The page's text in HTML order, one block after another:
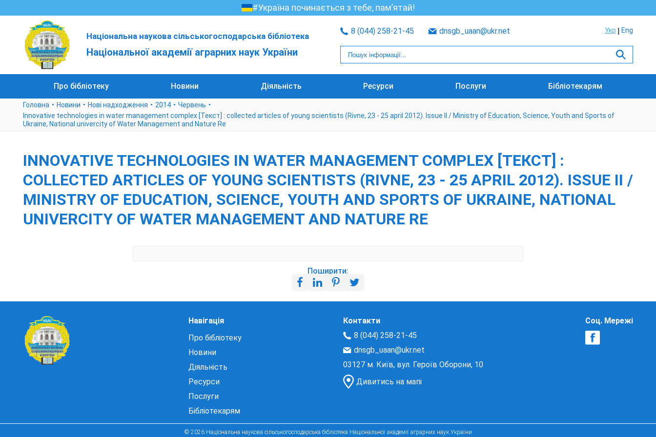
#Україна починається з тебе, пам’ятай!
Національна наукова сільськогосподарська бібліотека
Національної академії аграрних наук України
8 (044) 258-21-45 dnsgb_uaan@ukr.net Укр Eng
Про бібліотеку Новини Діяльність Ресурси Послуги Бібліотекарям
Головна Новини Нові надходження 2014
Червень
Innovative technologies in water management complex [Текст] : collected articles of young scientists (Rivne, 23 - 25 april 2012). Issue II / Ministry of Education, Science, Youth and Sports of
Ukraine, National univercity of Water Management and Nature Re
INNOVATIVE TECHNOLOGIES IN WATER MANAGEMENT COMPLEX [ТЕКСТ] :
COLLECTED ARTICLES OF YOUNG SCIENTISTS (RIVNE, 23 - 25 APRIL 2012). ISSUE II /
MINISTRY OF EDUCATION, SCIENCE, YOUTH AND SPORTS OF UKRAINE, NATIONAL
UNIVERCITY OF WATER MANAGEMENT AND NATURE RE
Поширити:
Навігація
Про бібліотеку
Новини
Діяльність
Ресурси
Послуги
Бібліотекарям
Контакти
8 (044) 258-21-45
dnsgb_uaan@ukr.net
03127 м. Київ, вул. Героїв Оборони, 10
Дивитись на мапі
Соц. Мережі
© 2026 Національна наукова сільськогосподарська бібліотека Національної академії аграрних наук України